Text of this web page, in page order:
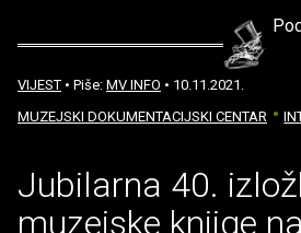
VIJEST • Piše: MV INFO • 10.11.2021.
MUZEJSKI DOKUMENTACIJSKI CENTAR
Jubilarna 40.
muzejske knjige